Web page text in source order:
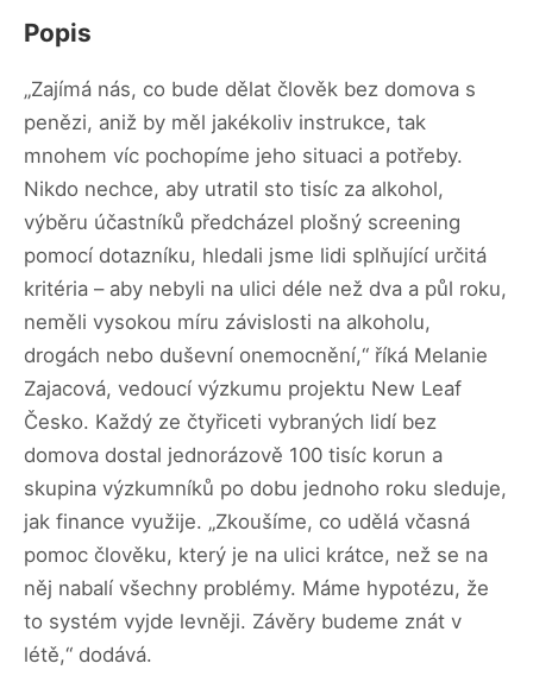
Popis
„Zajímá nás, co bude dělat člověk bez domova s
penězi, aniž by měl jakékoliv instrukce, tak
mnohem víc pochopíme jeho situaci a potřeby.
Nikdo nechce, aby utratil sto tisíc za alkohol,
výběru účastníků předcházel plošný screening
pomocí dotazníku, hledali jsme lidi splňující určitá
kritéria – aby nebyli na ulici déle než dva a půl roku,
neměli vysokou míru závislosti na alkoholu,
drogách nebo duševní onemocnění,“ říká Melanie
Zajacová, vedoucí výzkumu projektu New Leaf
Česko. Každý ze čtyřiceti vybraných lidí bez
domova dostal jednorázově 100 tisíc korun a
skupina výzkumníků po dobu jednoho roku sleduje,
jak finance využije. „Zkoušíme, co udělá včasná
pomoc člověku, který je na ulici krátce, než se na
něj nabalí všechny problémy. Máme hypotézu, že
to systém vyjde levněji. Závěry budeme znát v
létě,“ dodává.